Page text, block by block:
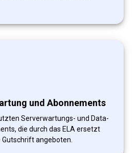
und Abonnements
Serverwartungs- und Data-
die durch das ELA ersetzt
angeboten.